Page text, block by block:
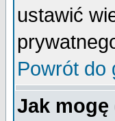
ustawić
Powrót do
Jak mogę